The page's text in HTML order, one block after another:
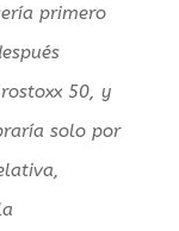
primero
50, y
solo por